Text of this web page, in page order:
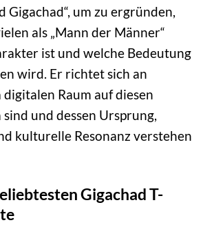
Gigachad“, um zu ergründen,
als „Mann der Männer“
ist und welche Bedeutung
wird. Er richtet sich an
digitalen Raum auf diesen
und dessen Ursprung,
kulturelle Resonanz verstehen
Gigachad T-